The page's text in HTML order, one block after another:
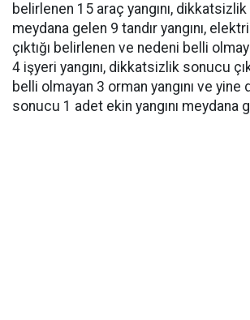
belirlenen 15 araç yangını,
meydana gelen 9 tandır yangını,
çıktığı belirlenen ve nedeni belli
4 işyeri yangını, dikkatsizlik sonucu
belli olmayan 3 orman yangını ve
sonucu 1 adet ekin yangını meydana